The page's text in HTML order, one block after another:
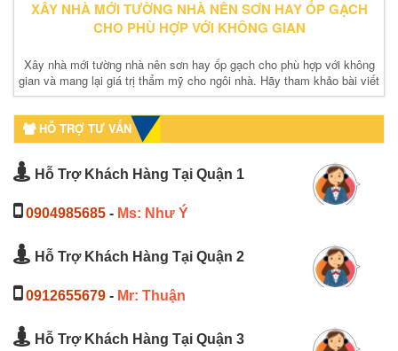
XÂY NHÀ MỚI TƯỜNG NHÀ NÊN SƠN HAY ỐP GẠCH
CHO PHÙ HỢP VỚI KHÔNG GIAN
Xây nhà mới tường nhà nên sơn hay ốp gạch cho phù hợp với không
gian và mang lại giá trị thẩm mỹ cho ngôi nhà. Hãy tham khảo bài viết
sẽ có câu trả lời
HỖ TRỢ TƯ VẤN
Hỗ Trợ Khách Hàng Tại Quận 1
0904985685 - Ms: Như Ý
Hỗ Trợ Khách Hàng Tại Quận 2
0912655679 - Mr: Thuận
Hỗ Trợ Khách Hàng Tại Quận 3